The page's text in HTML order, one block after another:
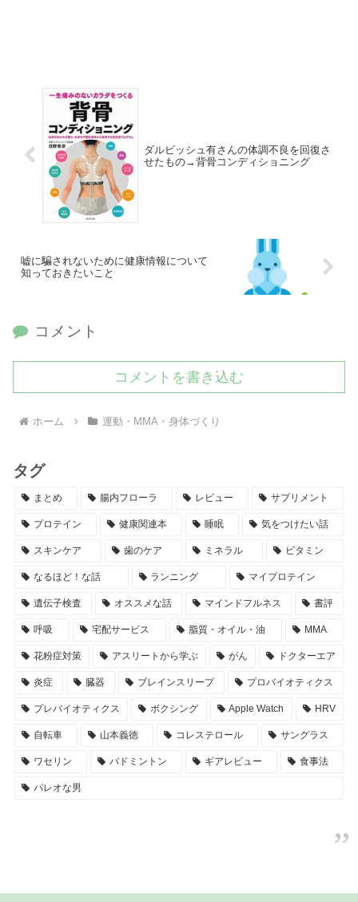
ダルビッシュ有さんの体調不良を回復さ
せたもの→背骨コンディショニング
嘘に騙されないために健康情報について
知っておきたいこと
コメント
コメントを書き込む
ホーム 運動・MMA・身体づくり
タグ
まとめ 腸内フローラ レビュー サプリメント
プロテイン 健康関連本 睡眠 気をつけたい話
スキンケア 歯のケア ミネラル ビタミン
なるほど！な話 ランニング マイプロテイン
遺伝子検査 オススメな話 マインドフルネス 書評
呼吸 宅配サービス 脂質・オイル・油 MMA
花粉症対策 アスリートから学ぶ がん ドクターエア
炎症 臓器 ブレインスリープ プロバイオティクス
プレバイオティクス ボクシング Apple Watch HRV
自転車 山本義徳 コレステロール サングラス
ワセリン バドミントン ギアレビュー 食事法
パレオな男